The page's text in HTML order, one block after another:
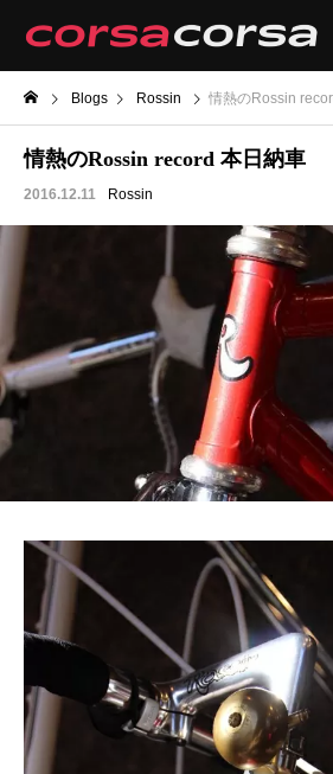
Blogs Rossin 情熱のRossin
情熱のRossin record 本日納車
2016.12.11 Rossin